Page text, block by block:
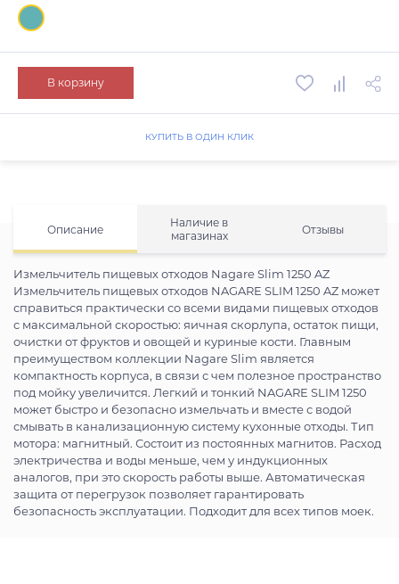
Описание
Наличие в
магазинах
Отзывы
Измельчитель пищевых отходов Nagare Slim 1250 AZ
Измельчитель пищевых отходов NAGARE SLIM 1250 AZ может
справиться практически со всеми видами пищевых отходов
с максимальной скоростью: яичная скорлупа, остаток пищи,
очистки от фруктов и овощей и куриные кости. Главным
преимуществом коллекции Nagare Slim является
компактность корпуса, в связи с чем полезное пространство
под мойку увеличится. Легкий и тонкий NAGARE SLIM 1250
может быстро и безопасно измельчать и вместе с водой
смывать в канализационную систему кухонные отходы. Тип
мотора: магнитный. Состоит из постоянных магнитов. Расход
электричества и воды меньше, чем у индукционных
аналогов, при это скорость работы выше. Автоматическая
защита от перегрузок позволяет гарантировать
безопасность эксплуатации. Подходит для всех типов моек.
В корзину
КУПИТЬ В ОДИН КЛИК